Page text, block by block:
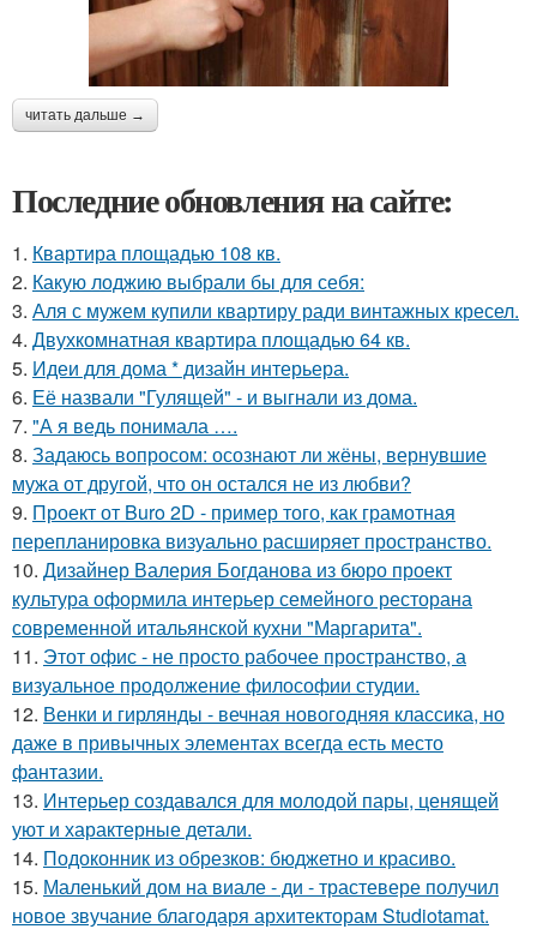
читать дальше →
Последние обновления на сайте:
1. Квартира площадью 108 кв.
2. Какую лоджию выбрали бы для себя:
3. Аля с мужем купили квартиру ради винтажных кресел.
4. Двухкомнатная квартира площадью 64 кв.
5. Идеи для дома * дизайн интерьера.
6. Её назвали "Гулящей" - и выгнали из дома.
7. "А я ведь понимала ….
8. Задаюсь вопросом: осознают ли жёны, вернувшие
мужа от другой, что он остался не из любви?
9. Проект от Buro 2D - пример того, как грамотная
перепланировка визуально расширяет пространство.
10. Дизайнер Валерия Богданова из бюро проект
культура оформила интерьер семейного ресторана
современной итальянской кухни "Маргарита".
11. Этот офис - не просто рабочее пространство, а
визуальное продолжение философии студии.
12. Венки и гирлянды - вечная новогодняя классика, но
даже в привычных элементах всегда есть место
фантазии.
13. Интерьер создавался для молодой пары, ценящей
уют и характерные детали.
14. Подоконник из обрезков: бюджетно и красиво.
15. Маленький дом на виале - ди - трастевере получил
новое звучание благодаря архитекторам Studiotamat.